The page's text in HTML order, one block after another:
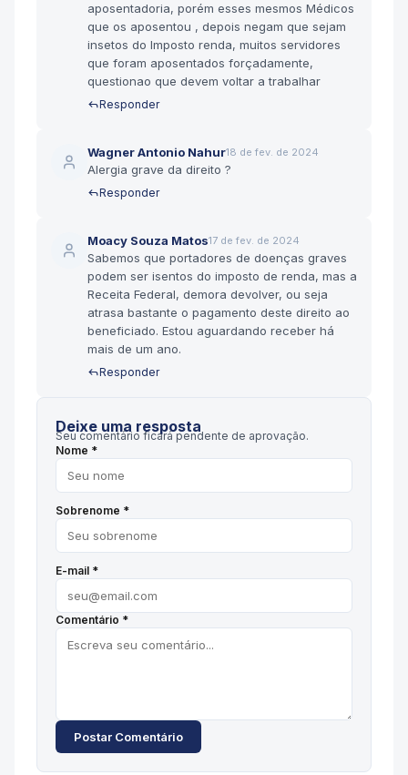
aposentadoria, porém esses mesmos Médicos
que os aposentou , depois negam que sejam
insetos do Imposto renda, muitos servidores
que foram aposentados forçadamente,
questionao que devem voltar a trabalhar
Responder
Wagner Antonio Nahur18 de fev. de 2024
Alergia grave da direito ?
Responder
Moacy Souza Matos17 de fev. de 2024
Sabemos que portadores de doenças graves
podem ser isentos do imposto de renda, mas a
Receita Federal, demora devolver, ou seja
atrasa bastante o pagamento deste direito ao
beneficiado. Estou aguardando receber há
mais de um ano.
Responder
Deixe uma resposta
Seu comentário ficará pendente de aprovação.
Nome *
Sobrenome *
E-mail *
Comentário *
Postar Comentário